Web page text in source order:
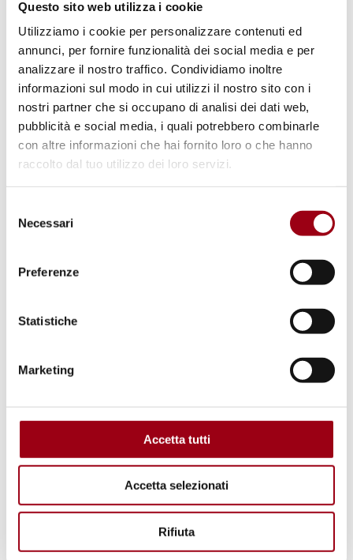
Questo sito web utilizza i cookie
Utilizziamo i cookie per personalizzare contenuti ed
annunci, per fornire funzionalità dei social media e per
analizzare il nostro traffico. Condividiamo inoltre
informazioni sul modo in cui utilizzi il nostro sito con i
nostri partner che si occupano di analisi dei dati web,
pubblicità e social media, i quali potrebbero combinarle
con altre informazioni che hai fornito loro o che hanno
raccolto dal tuo utilizzo dei loro servizi.
delNecessari
Preferenze
Statistiche
Marketing
Accetta tutti
Accetta selezionati
Rifiuta
Webinar: Journalism and Human
© Anina Takeff